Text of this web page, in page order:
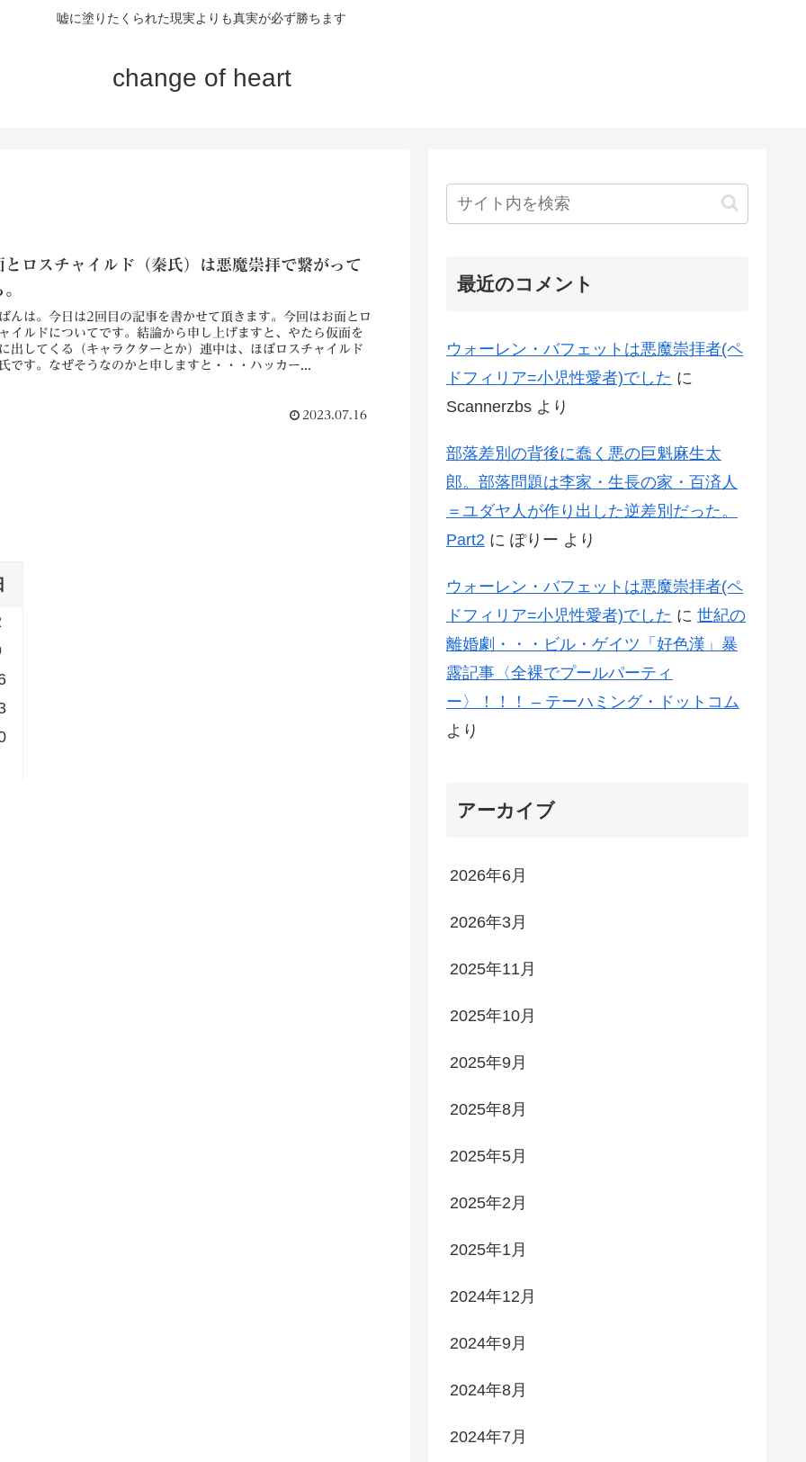
嘘に塗りたくられた現実よりも真実が必ず勝ちます
change of heart
とロスチャイルド（秦氏）は悪魔崇拝で繋がって
んは。今日は2回目の記事を書かせて頂きます。今回はお面とロ
イルドについてです。結論から申し上げますと、やたら仮面を
出してくる（キャラクターとか）連中は、ほぼロスチャイルド
です。なぜそうなのかと申しますと・・・ハッカー...
2023.07.16
最近のコメント
ウォーレン・バフェットは悪魔崇拝者(ペ
ドフィリア=小児性愛者)でした に
Scannerzbs より
部落差別の背後に蠢く悪の巨魁麻生太
郎。部落問題は李家・生長の家・百済人
＝ユダヤ人が作り出した逆差別だった。
Part2 に ぽりー より
ウォーレン・バフェットは悪魔崇拝者(ペ
ドフィリア=小児性愛者)でした に 世紀の
離婚劇・・・ビル・ゲイツ「好色漢」暴
露記事〈全裸でプールパーティ
ー〉！！！ – テーハミング・ドットコム
より
アーカイブ
2026年6月
2026年3月
2025年11月
2025年10月
2025年9月
2025年8月
2025年5月
2025年2月
2025年1月
2024年12月
2024年9月
2024年8月
2024年7月